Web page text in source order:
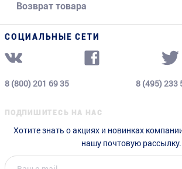
Возврат товара
СОЦИАЛЬНЫЕ СЕТИ
8 (800) 201 69 35 8 (495) 233
ПОДПИШИТЕСЬ НА НАС
Хотите знать о акциях и новинках
нашу почтовую рассылку.